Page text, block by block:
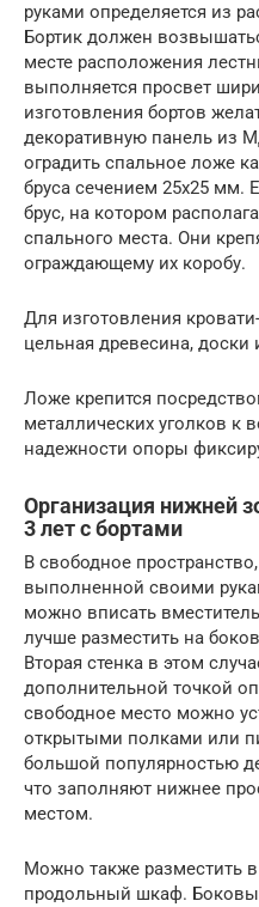
руками определяется из
Бортик должен
месте расположения
выполняется просвет
изготовления бортов
декоративную панель
оградить спальное ложе
бруса сечением 25х25 мм.
брус, на котором
спального места. Они
ограждающему их коробу.
Для изготовления
цельная древесина, доски
Ложе крепится
металлических уголков к
надежности опоры
Организация нижней
3 лет с бортами
В свободное
выполненной своими
можно вписать
лучше разместить на
Вторая стенка в этом
дополнительной точкой
свободное место можно
открытыми полками или
большой популярностью
что заполняют нижнее
местом.
Можно также разместить
продольный шкаф.